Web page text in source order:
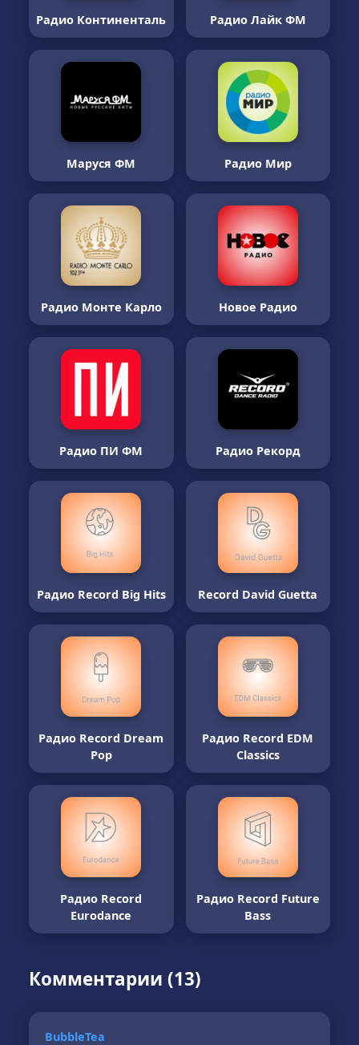
Радио Континенталь Радио Лайк ФМ
Маруся ФМ Радио Мир
Радио Монте Карло Новое Радио
Радио ПИ ФМ Радио Рекорд
Радио Record Big Hits Record David Guetta
Радио Record Dream
Pop
Радио Record EDM
Classics
Радио Record
Eurodance
Радио Record Future
Bass
Комментарии (13)
BubbleTea